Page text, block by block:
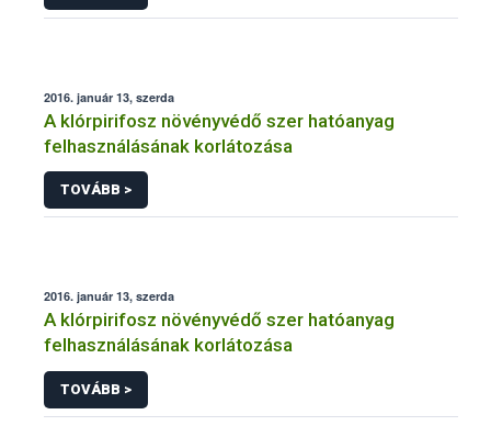
2016. január 13, szerda
A klórpirifosz növényvédő szer hatóanyag
felhasználásának korlátozása
TOVÁBB >
2016. január 13, szerda
A klórpirifosz növényvédő szer hatóanyag
felhasználásának korlátozása
TOVÁBB >